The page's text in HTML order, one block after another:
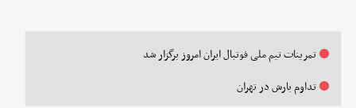
تمرینات تیم ملی فوتبال ایران امروز برگزار شد
تداوم بارش در تهران